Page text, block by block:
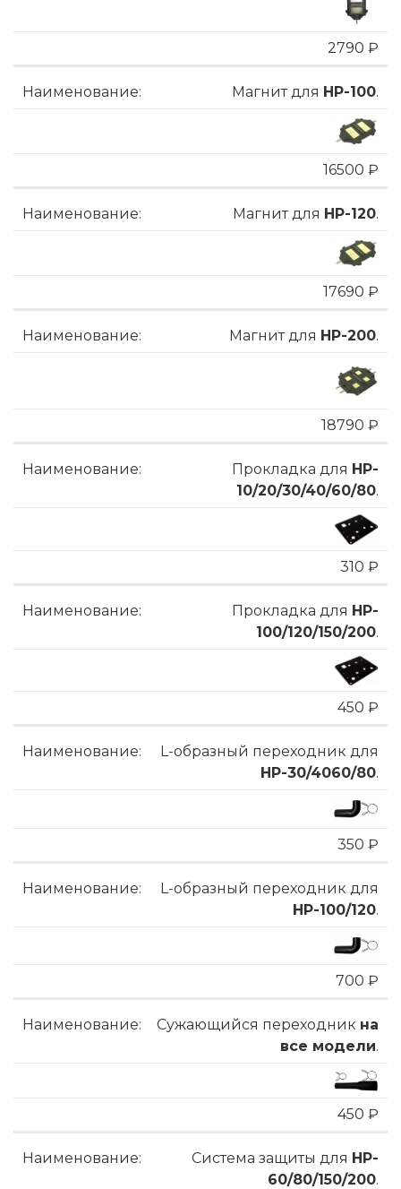
2790 ₽
Магнит для HP-100.
16500 ₽
Магнит для HP-120.
17690 ₽
Магнит для HP-200.
18790 ₽
Прокладка для HP-
10/20/30/40/60/80.
310 ₽
Прокладка для HP-
100/120/150/200.
450 ₽
L-образный переходник для
HP-30/4060/80.
350 ₽
L-образный переходник для
HP-100/120.
700 ₽
Сужающийся переходник на
все модели.
450 ₽
Система защиты для HP-
60/80/150/200.